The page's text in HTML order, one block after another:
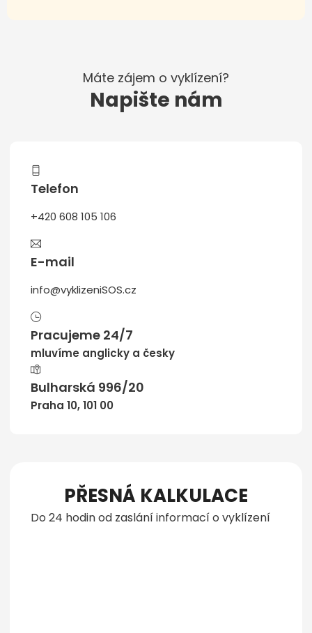
Máte zájem o vyklízení?
Napište nám
Telefon
+420 608 105 106
E-mail
info@vyklizeniSOS.cz
Pracujeme 24/7
mluvíme anglicky a česky
Bulharská 996/20
Praha 10, 101 00
PŘESNÁ KALKULACE
Do 24 hodin od zaslání informací o vyklízení